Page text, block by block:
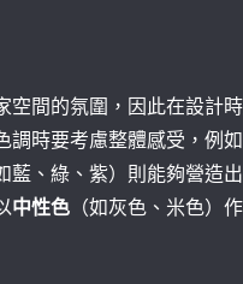
空間的氛圍，因此在設計
調時要考慮整體感受，例如
如藍、綠、紫）則能夠營造
中性色 （如灰色、米色）